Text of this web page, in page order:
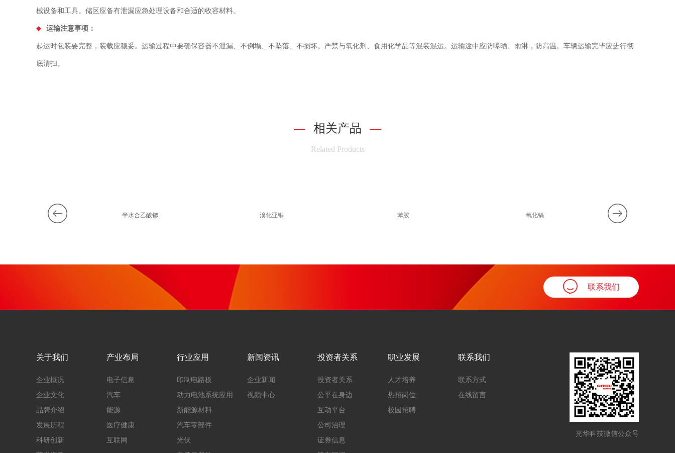
械设备和工具。储区应备有泄漏应急处理设备和合适的收容材料。
运输注意事项：
起运时包装要完整，装载应稳妥。运输过程中要确保容器不泄漏、不倒塌、不坠落、不损坏。严禁与氧化剂、食用化学品等混装混运。运输途中应防曝晒、雨淋，防高温。车辆运输完毕应进行彻
底清扫。
相关产品
Related Products
半水合乙酸锶 溴化亚铜 苯胺 氧化镉
联系我们
关于我们
企业概况
企业文化
品牌介绍
发展历程
科研创新
产业布局
电子信息
汽车
能源
医疗健康
互联网
行业应用
印制电路板
动力电池系统应用
新能源材料
汽车零部件
光伏
新闻资讯
企业新闻
视频中心
投资者关系
投资者关系
公平在身边
互动平台
公司治理
证券信息
职业发展
人才培养
热招岗位
校园招聘
联系我们
联系方式
在线留言
光华科技微信公众号